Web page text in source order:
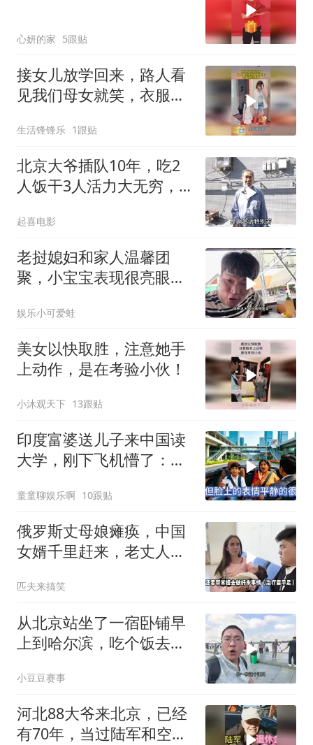
心妍的家 5跟贴
接女儿放学回来，路人看
见我们母女就笑，衣服也
生活锋锋乐 1跟贴
北京大爷插队10年，吃2
人饭干3人活力大无穷，
起喜电影
老挝媳妇和家人温馨团
聚，小宝宝表现很亮眼，
娱乐小可爱蛙
美女以快取胜，注意她手
上动作，是在考验小伙！
小沐观天下 13跟贴
印度富婆送儿子来中国读
大学，刚下飞机懵了：这
童童聊娱乐啊 10跟贴
俄罗斯丈母娘瘫痪，中国
女婿千里赶来，老丈人感
匹夫来搞笑
从北京站坐了一宿卧铺早
上到哈尔滨，吃个饭去江
小豆豆赛事
河北88大爷来北京，已经
有70年，当过陆军和空